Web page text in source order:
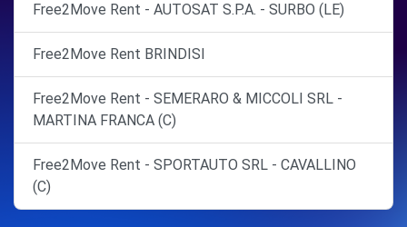
Free2Move Rent - AUTOSAT S.P.A. - SURBO (LE)
Free2Move Rent BRINDISI
Free2Move Rent - SEMERARO & MICCOLI SRL -
MARTINA FRANCA (C)
Free2Move Rent - SPORTAUTO SRL - CAVALLINO
(C)